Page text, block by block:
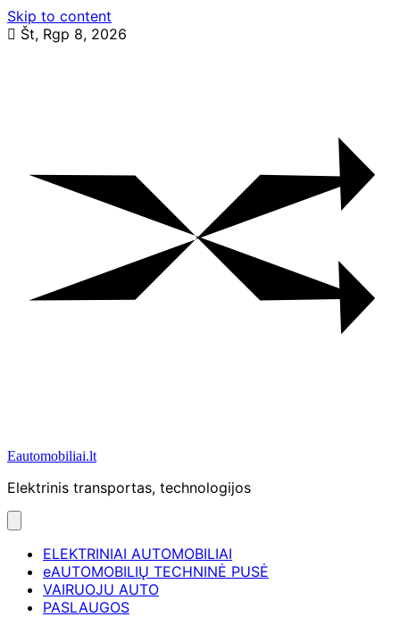
Skip to content
Št, Rgp 8, 2026
Eautomobiliai.lt
Elektrinis transportas, technologijos
ELEKTRINIAI AUTOMOBILIAI
eAUTOMOBILIŲ TECHNINĖ PUSĖ
VAIRUOJU AUTO
PASLAUGOS